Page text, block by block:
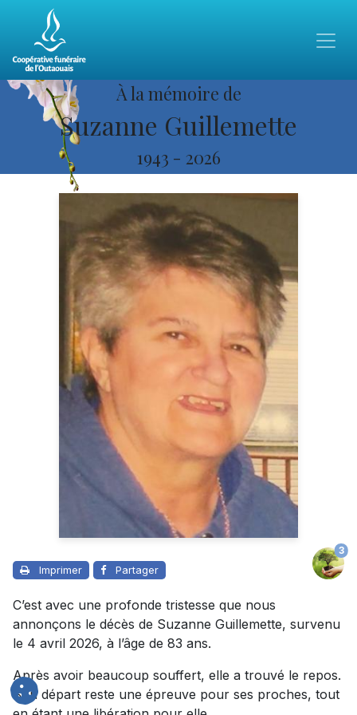
À la mémoire de
Suzanne Guillemette
1943 - 2026
Imprimer Partager
3
C’est avec une profonde tristesse que nous
annonçons le décès de Suzanne Guillemette, survenu
le 4 avril 2026, à l’âge de 83 ans.
Après avoir beaucoup souffert, elle a trouvé le repos.
Son départ reste une épreuve pour ses proches, tout